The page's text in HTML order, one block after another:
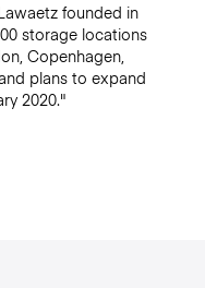
founded in
storage locations
Copenhagen,
plans to expand
2020."